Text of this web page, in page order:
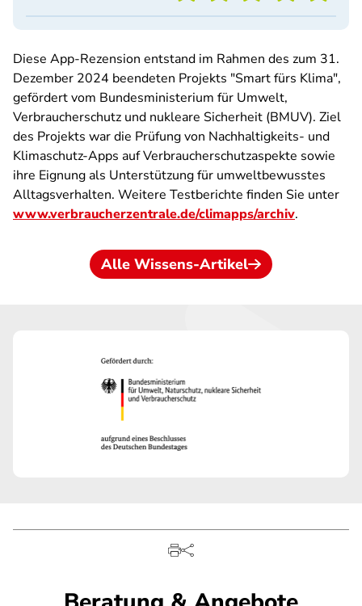
Diese App-Rezension entstand im Rahmen des zum 31.
Dezember 2024 beendeten Projekts "Smart fürs Klima",
gefördert vom Bundesministerium für Umwelt,
Verbraucherschutz und nukleare Sicherheit (BMUV). Ziel
des Projekts war die Prüfung von Nachhaltigkeits- und
Klimaschutz-Apps auf Verbraucherschutzaspekte sowie
ihre Eignung als Unterstützung für umweltbewusstes
Alltagsverhalten. Weitere Testberichte finden Sie unter
www.verbraucherzentrale.de/climapps/archiv.
Alle Wissens-Artikel